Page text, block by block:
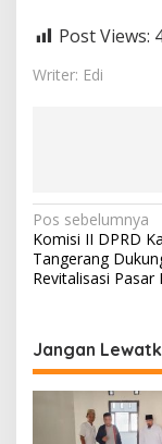
Post Views:
Writer: Edi
N
a
v
g
a
Pos sebelumnya
Komisi II DPRD
Tangerang
Revitalisasi Pasar
Jangan